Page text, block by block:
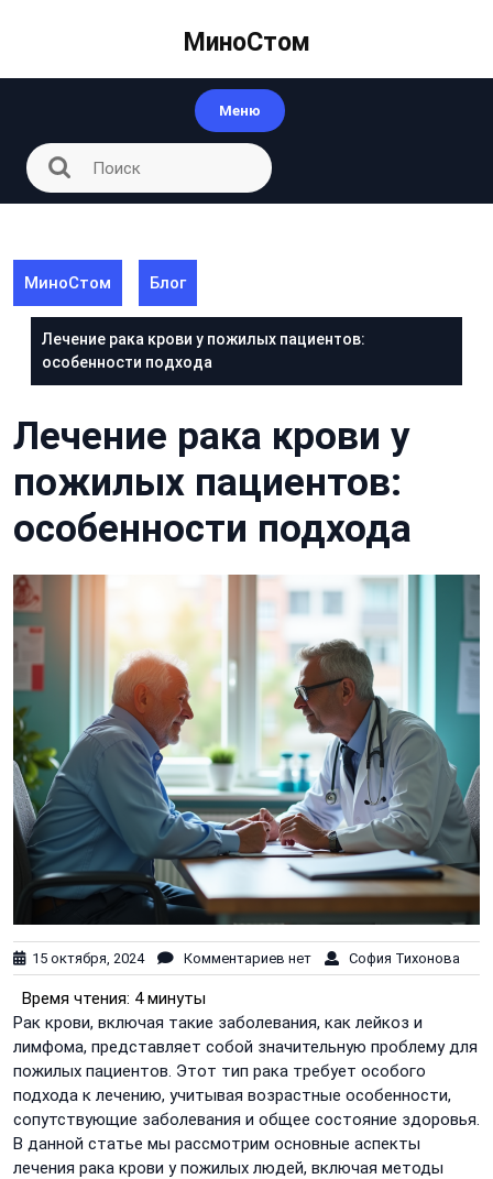
МиноСтом
Меню
МиноСтом Блог
Лечение рака крови у пожилых пациентов:
особенности подхода
Лечение рака крови у
пожилых пациентов:
особенности подхода
15 октября, 2024 Комментариев нет София Тихонова
Время чтения: 4 минуты
Рак крови, включая такие заболевания, как лейкоз и
лимфома, представляет собой значительную проблему для
пожилых пациентов. Этот тип рака требует особого
подхода к лечению, учитывая возрастные особенности,
сопутствующие заболевания и общее состояние здоровья.
В данной статье мы рассмотрим основные аспекты
лечения рака крови у пожилых людей, включая методы